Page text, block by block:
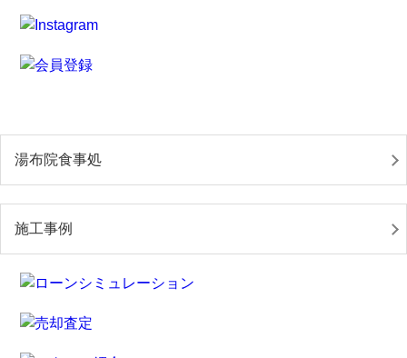
湯布院食事処
施工事例